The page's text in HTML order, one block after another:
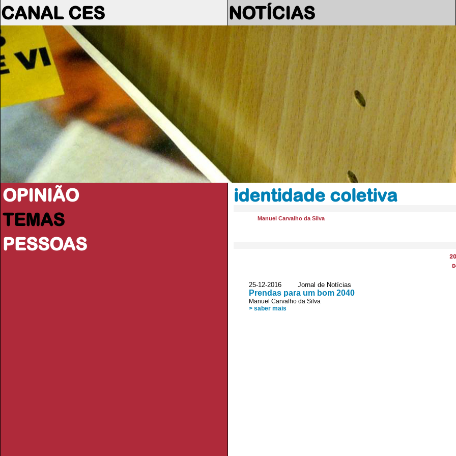
CANAL CES NOTÍCIAS
OPINIÃO
TEMAS
PESSOAS
identidade coletiva
Manuel Carvalho da Silva
25-12-2016 Jornal de Notícias
Prendas para um bom 2040
Manuel Carvalho da Silva
> saber mais